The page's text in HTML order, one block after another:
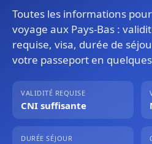
Toutes les informations
voyage aux Pays-Bas :
requise, visa, durée de
votre passeport en
VALIDITÉ REQUISE
CNI suffisante
DURÉE SÉJOUR